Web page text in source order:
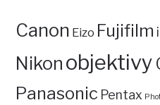
Canon Eizo Fujifilm
Nikon objektivy
Panasonic Pentax